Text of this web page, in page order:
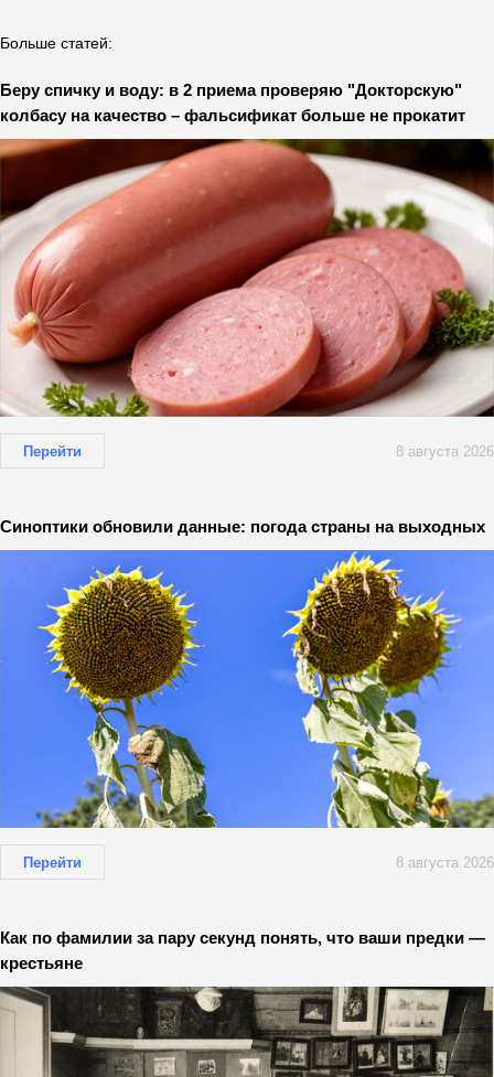
Больше статей:
Беру спичку и воду: в 2 приема проверяю "Докторскую"
колбасу на качество – фальсификат больше не прокатит
Перейти 8 августа 2026
Синоптики обновили данные: погода страны на выходных
Перейти 8 августа 2026
Как по фамилии за пару секунд понять, что ваши предки —
крестьяне